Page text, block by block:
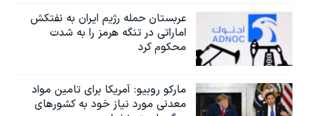
عربستان حمله رژیم ایران به نفتکش
اماراتی در تنگه هرمز را به‌ شدت
محکوم کرد
مارکو روبیو: آمریکا برای تامین مواد
معدنی مورد نیاز خود به کشورهای